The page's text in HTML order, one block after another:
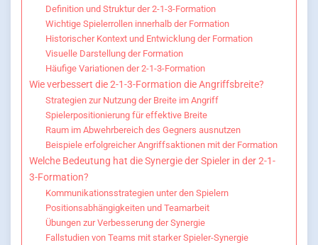
Definition und Struktur der 2-1-3-Formation
Wichtige Spielerrollen innerhalb der Formation
Historischer Kontext und Entwicklung der Formation
Visuelle Darstellung der Formation
Häufige Variationen der 2-1-3-Formation
Wie verbessert die 2-1-3-Formation die Angriffsbreite?
Strategien zur Nutzung der Breite im Angriff
Spielerpositionierung für effektive Breite
Raum im Abwehrbereich des Gegners ausnutzen
Beispiele erfolgreicher Angriffsaktionen mit der Formation
Welche Bedeutung hat die Synergie der Spieler in der 2-1-
3-Formation?
Kommunikationsstrategien unter den Spielern
Positionsabhängigkeiten und Teamarbeit
Übungen zur Verbesserung der Synergie
Fallstudien von Teams mit starker Spieler-Synergie